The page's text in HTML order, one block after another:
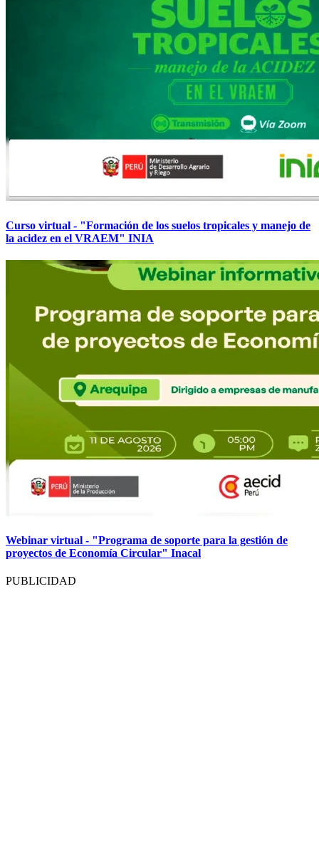
Curso virtual - "Formación de los suelos tropicales y manejo de
la acidez en el VRAEM" INIA
Webinar virtual - "Programa de soporte para la gestión de
proyectos de Economía Circular" Inacal
PUBLICIDAD